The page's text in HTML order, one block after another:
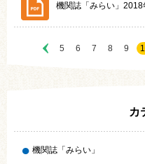
機関誌「みらい」
5 6 7 8 9
カ
機関誌「みらい」